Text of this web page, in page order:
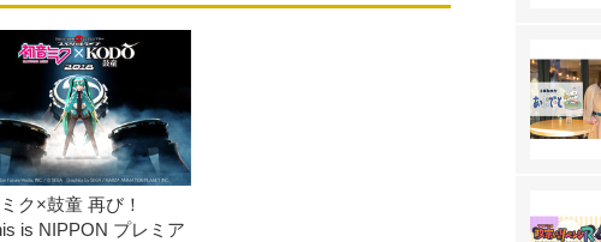
ク×鼓童 再び！
is NIPPON プレミア